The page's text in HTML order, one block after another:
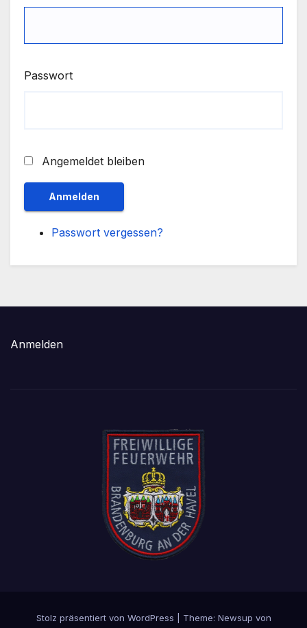
Passwort
Angemeldet bleiben
Anmelden
Passwort vergessen?
Anmelden
Stolz präsentiert von WordPress Theme: Newsup von